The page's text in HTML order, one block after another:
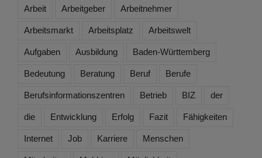
Arbeit Arbeitgeber Arbeitnehmer
Arbeitsmarkt Arbeitsplatz Arbeitswelt
Aufgaben Ausbildung Baden-Württemberg
Bedeutung Beratung Beruf Berufe
Berufsinformationszentren Betrieb BIZ der
die Entwicklung Erfolg Fazit Fähigkeiten
Internet Job Karriere Menschen